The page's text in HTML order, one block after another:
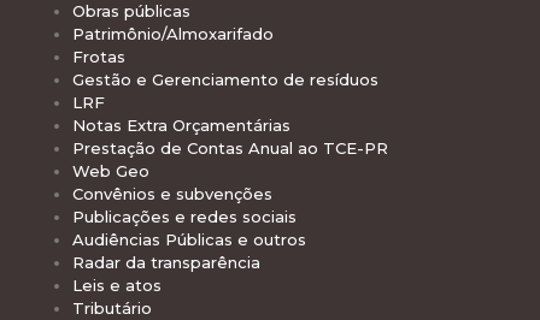
Obras públicas
Patrimônio/Almoxarifado
Frotas
Gestão e Gerenciamento de resíduos
LRF
Notas Extra Orçamentárias
Prestação de Contas Anual ao TCE-PR
Web Geo
Convênios e subvenções
Publicações e redes sociais
Audiências Públicas e outros
Radar da transparência
Leis e atos
Tributário